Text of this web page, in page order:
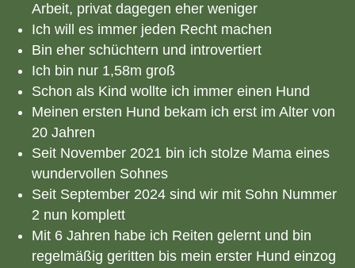
Arbeit, privat dagegen eher weniger
Ich will es immer jeden Recht machen
Bin eher schüchtern und introvertiert
Ich bin nur 1,58m groß
Schon als Kind wollte ich immer einen Hund
Meinen ersten Hund bekam ich erst im Alter von
20 Jahren
Seit November 2021 bin ich stolze Mama eines
wundervollen Sohnes
Seit September 2024 sind wir mit Sohn Nummer
2 nun komplett
Mit 6 Jahren habe ich Reiten gelernt und bin
regelmäßig geritten bis mein erster Hund einzog